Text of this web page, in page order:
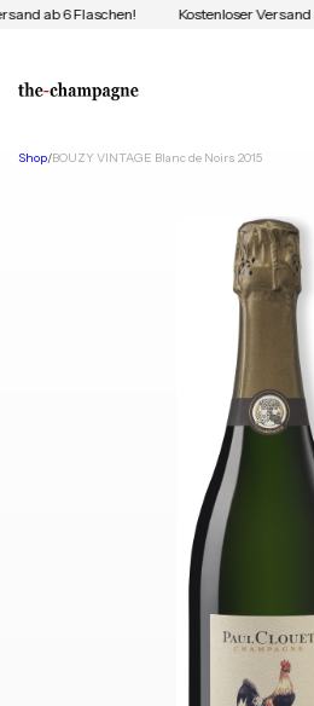
ab 6 Flaschen! Kostenloser Versand
Shop/BOUZY VINTAGE Blanc de Noirs 2015